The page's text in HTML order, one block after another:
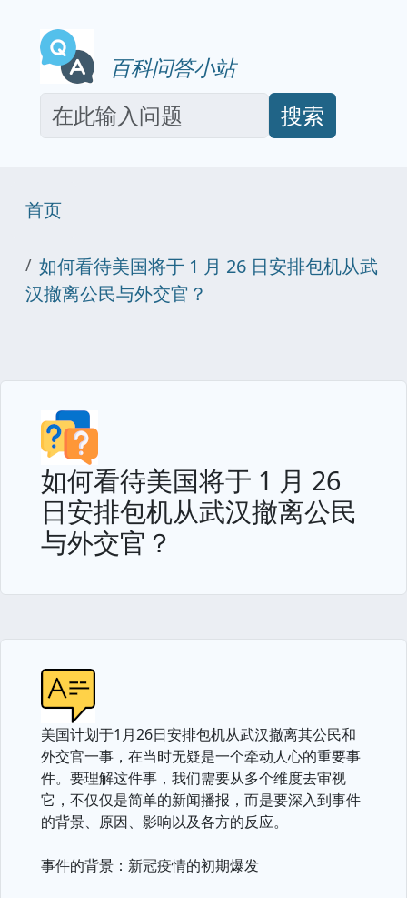
百科问答小站
搜索
首页
如何看待美国将于 1 月 26 日安排包机从武
汉撤离公民与外交官？
如何看待美国将于 1 月 26
日安排包机从武汉撤离公民
与外交官？
美国计划于1月26日安排包机从武汉撤离其公民和
外交官一事，在当时无疑是一个牵动人心的重要事
件。要理解这件事，我们需要从多个维度去审视
它，不仅仅是简单的新闻播报，而是要深入到事件
的背景、原因、影响以及各方的反应。
事件的背景：新冠疫情的初期爆发